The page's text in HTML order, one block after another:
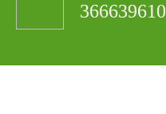
366639610